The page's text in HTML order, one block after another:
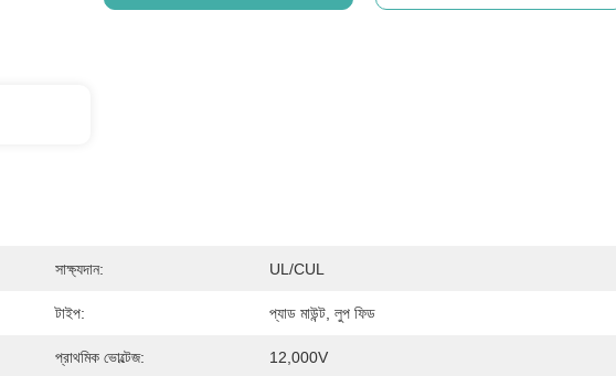
সাক্ষ্যদান: UL/cUL
টাইপ: প্যাড মাউন্ট, লুপ ফিড
প্রাথমিক ভোল্টেজ: 12,000V